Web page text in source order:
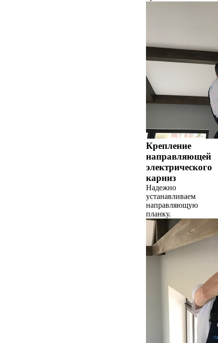
Крепление
направляющей
электрического
карниз
Надежно
устанавливаем
направляющую
планку.